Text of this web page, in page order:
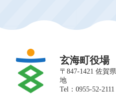
玄海町役場
〒847-1421 佐賀
地
Tel：0955-52-